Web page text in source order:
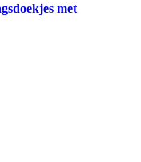
met